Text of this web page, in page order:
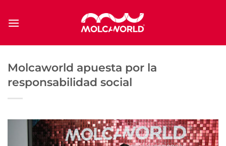
Molcaworld apuesta por la
responsabilidad social